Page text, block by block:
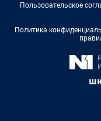
Пользовательское
Политика